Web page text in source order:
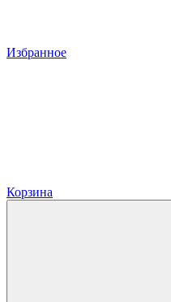
Избранное
Корзина